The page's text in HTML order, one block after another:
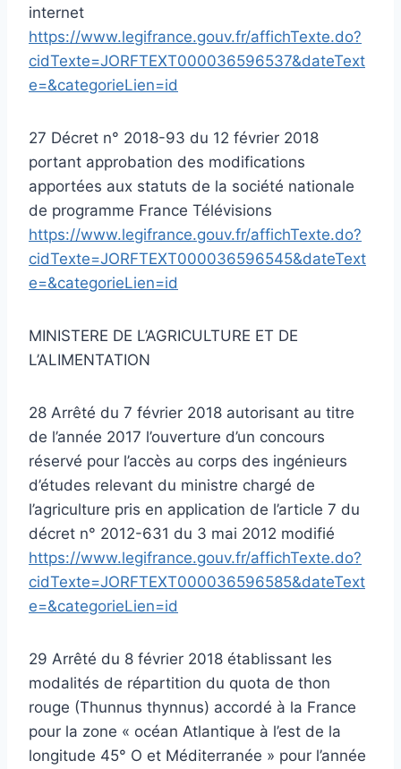
internet
https://www.legifrance.gouv.fr/affichTexte.do?
cidTexte=JORFTEXT000036596537&dateText
e=&categorieLien=id
27 Décret n° 2018-93 du 12 février 2018
portant approbation des modifications
apportées aux statuts de la société nationale
de programme France Télévisions
https://www.legifrance.gouv.fr/affichTexte.do?
cidTexte=JORFTEXT000036596545&dateText
e=&categorieLien=id
MINISTERE DE L’AGRICULTURE ET DE
L’ALIMENTATION
28 Arrêté du 7 février 2018 autorisant au titre
de l’année 2017 l’ouverture d’un concours
réservé pour l’accès au corps des ingénieurs
d’études relevant du ministre chargé de
l’agriculture pris en application de l’article 7 du
décret n° 2012-631 du 3 mai 2012 modifié
https://www.legifrance.gouv.fr/affichTexte.do?
cidTexte=JORFTEXT000036596585&dateText
e=&categorieLien=id
29 Arrêté du 8 février 2018 établissant les
modalités de répartition du quota de thon
rouge (Thunnus thynnus) accordé à la France
pour la zone « océan Atlantique à l’est de la
longitude 45° O et Méditerranée » pour l’année